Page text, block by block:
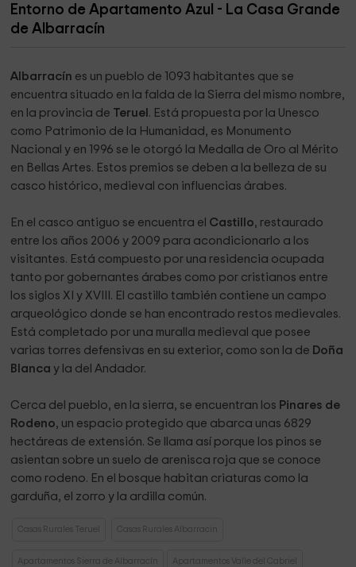
Entorno de Apartamento Azul - La Casa Grande
de Albarracín
Albarracín es un pueblo de 1093 habitantes que se
encuentra situado en la falda de la Sierra del mismo nombre,
en la provincia de Teruel . Está propuesta por la Unesco
como Patrimonio de la Humanidad, es Monumento
Nacional y en 1996 se le otorgó la Medalla de Oro al Mérito
en Bellas Artes. Estos premios se deben a la belleza de su
casco histórico, medieval con influencias árabes.
En el casco antiguo se encuentra el Castillo, restaurado
entre los años 2006 y 2009 para acondicionarlo a los
visitantes. Está compuesto por una residencia ocupada
tanto por gobernantes árabes como por cristianos entre
los siglos XI y XVIII. El castillo también contiene un campo
arqueológico donde se han encontrado restos medievales.
Está completado por una muralla medieval que posee
varias torres defensivas en su exterior, como son la de Doña
Blanca y la del Andador.
Cerca del pueblo, en la sierra, se encuentran los Pinares de
Rodeno, un espacio protegido que abarca unas 6829
hectáreas de extensión. Se llama así porque los pinos se
asientan sobre un suelo de arenisca roja que se conoce
como rodeno. En el bosque habitan criaturas como la
garduña, el zorro y la ardilla común.
Casas Rurales Teruel Casas Rurales Albarracin
Apartamentos Sierra de Albarracín Apartamentos Valle del Cabriel